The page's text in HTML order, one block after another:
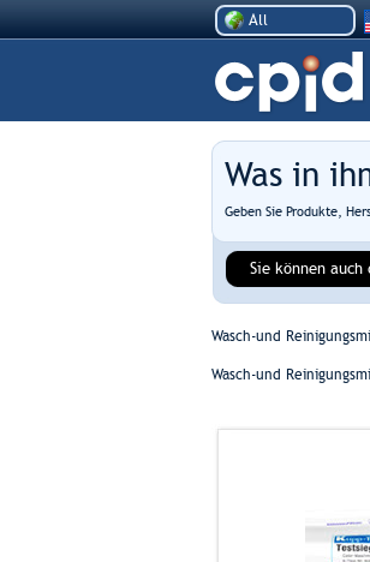
All
Was in
Geben Sie Produkte,
Sie können auch
Wasch-und
Wasch-und